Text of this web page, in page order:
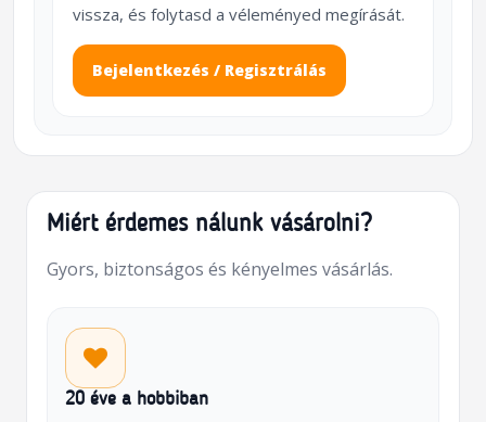
vissza, és folytasd a véleményed megírását.
Bejelentkezés / Regisztrálás
Miért érdemes nálunk vásárolni?
Gyors, biztonságos és kényelmes vásárlás.
20 éve a hobbiban